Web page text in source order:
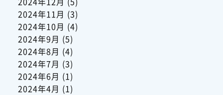
2024年11月 (3)
2024年10月 (4)
2024年9月 (5)
2024年8月 (4)
2024年7月 (3)
2024年6月 (1)
2024年4月 (1)